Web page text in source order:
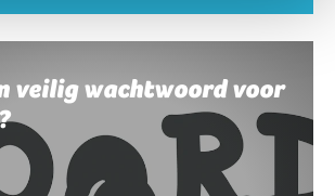
veilig wachtwoord voor